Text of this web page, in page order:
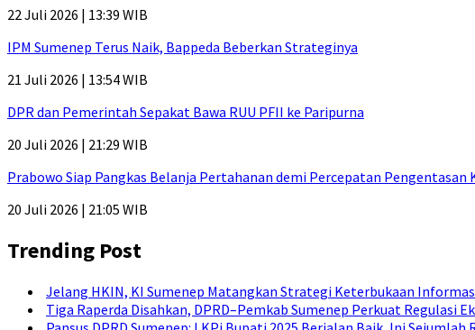
22 Juli 2026 | 13:39 WIB
IPM Sumenep Terus Naik, Bappeda Beberkan Strateginya
21 Juli 2026 | 13:54 WIB
DPR dan Pemerintah Sepakat Bawa RUU PFII ke Paripurna
20 Juli 2026 | 21:29 WIB
Prabowo Siap Pangkas Belanja Pertahanan demi Percepatan Pengentasan
20 Juli 2026 | 21:05 WIB
Trending Post
Jelang HKIN, KI Sumenep Matangkan Strategi Keterbukaan
Tiga Raperda Disahkan, DPRD–Pemkab Sumenep Perkuat Regulasi